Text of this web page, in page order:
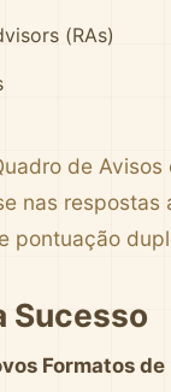
(RAs)
de
nas
pontuação
Sucesso
Formatos de